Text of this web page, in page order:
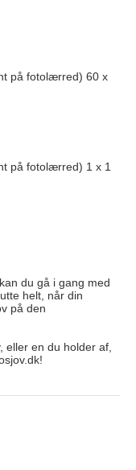
på fotolærred) 60 x
på fotolærred) 1 x 1
du gå i gang med
helt, når din
på den
eller en du holder af,